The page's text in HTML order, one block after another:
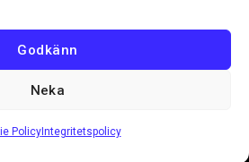
Godkänn
Neka
PolicyIntegritetspolicy
Visa
2026 ©AA Möbler AB